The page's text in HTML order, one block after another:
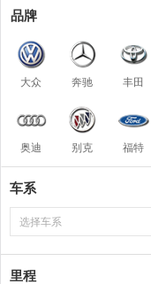
品牌
大众 奔驰 丰田
奥迪 别克 福特
车系
选择车系
里程